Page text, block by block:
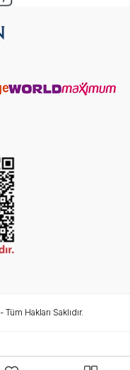
- Tüm Hakları Saklıdır.